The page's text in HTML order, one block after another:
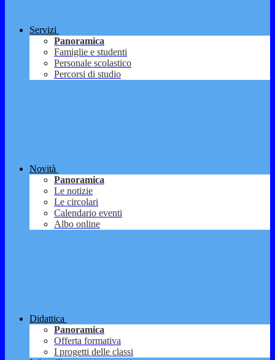
Servizi
Panoramica
Famiglie e studenti
Personale scolastico
Percorsi di studio
Novità
Panoramica
Le notizie
Le circolari
Calendario eventi
Albo online
Didattica
Panoramica
Offerta formativa
I progetti delle classi